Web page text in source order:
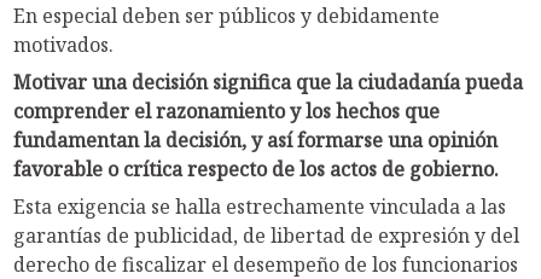
En especial deben ser públicos y debidamente
motivados.
Motivar una decisión significa que la ciudadanía pueda
comprender el razonamiento y los hechos que
fundamentan la decisión, y así formarse una opinión
favorable o crítica respecto de los actos de gobierno.
Esta exigencia se halla estrechamente vinculada a las
garantías de publicidad, de libertad de expresión y del
derecho de fiscalizar el desempeño de los funcionarios